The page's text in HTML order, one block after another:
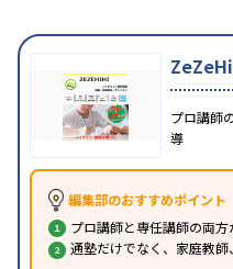
プロ講師
導
編集部のおすすめポイント
プロ講師と専任講師の両
通塾だけでなく、家庭教